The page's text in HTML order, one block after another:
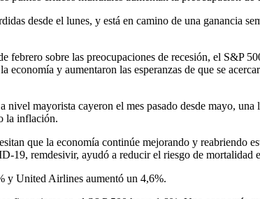
desde el lunes, y está en camino de una ganancia
febrero sobre las preocupaciones de recesión, el S&P
economía y aumentaron las esperanzas de que se
mayorista cayeron el mes pasado desde mayo,
la inflación.
que la economía continúe mejorando y
19, remdesivir, ayudó a reducir el riesgo de mortalidad
y United Airlines aumentó un 4,6%.